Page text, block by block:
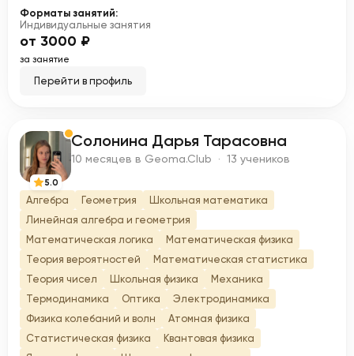
Форматы занятий:
Индивидуальные занятия
от 3000 ₽
за занятие
Перейти в профиль
С
5.0
Солонина Дарья Тарасовна
10 месяцев в Geoma.Club · 13 учеников
Алгебра Геометрия
Школьная математика
Линейная алгебра и геометрия
Математическая логика
Математическая физика
Теория вероятностей
Математическая статистика
Теория чисел
Школьная физика
Механика
Термодинамика
Оптика
Электродинамика
Физика колебаний и волн
Атомная физика
Статистическая физика
Квантовая физика